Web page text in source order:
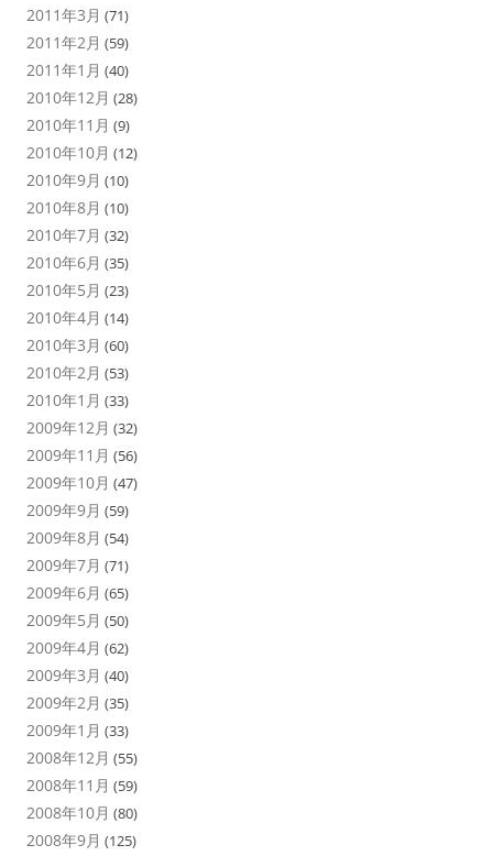
2011年3月 (71)
2011年2月 (59)
2011年1月 (40)
2010年12月 (28)
2010年11月 (9)
2010年10月 (12)
2010年9月 (10)
2010年8月 (10)
2010年7月 (32)
2010年6月 (35)
2010年5月 (23)
2010年4月 (14)
2010年3月 (60)
2010年2月 (53)
2010年1月 (33)
2009年12月 (32)
2009年11月 (56)
2009年10月 (47)
2009年9月 (59)
2009年8月 (54)
2009年7月 (71)
2009年6月 (65)
2009年5月 (50)
2009年4月 (62)
2009年3月 (40)
2009年2月 (35)
2009年1月 (33)
2008年12月 (55)
2008年11月 (59)
2008年10月 (80)
2008年9月 (125)